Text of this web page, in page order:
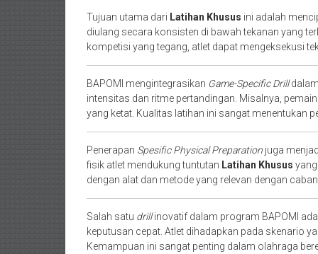
Tujuan utama dari Latihan Khusus ini adalah
diulang secara konsisten di bawah tekanan yang
kompetisi yang tegang, atlet dapat mengeksekusi
BAPOMI mengintegrasikan Game-Specific Drill
intensitas dan ritme pertandingan. Misalnya,
yang ketat. Kualitas latihan ini sangat menentukan
Penerapan Spesific Physical Preparation juga
fisik atlet mendukung tuntutan Latihan Khusus
dengan alat dan metode yang relevan dengan
Salah satu drillinovatif dalam program BAPOMI
keputusan cepat. Atlet dihadapkan pada skenario
Kemampuan ini sangat penting dalam olahraga